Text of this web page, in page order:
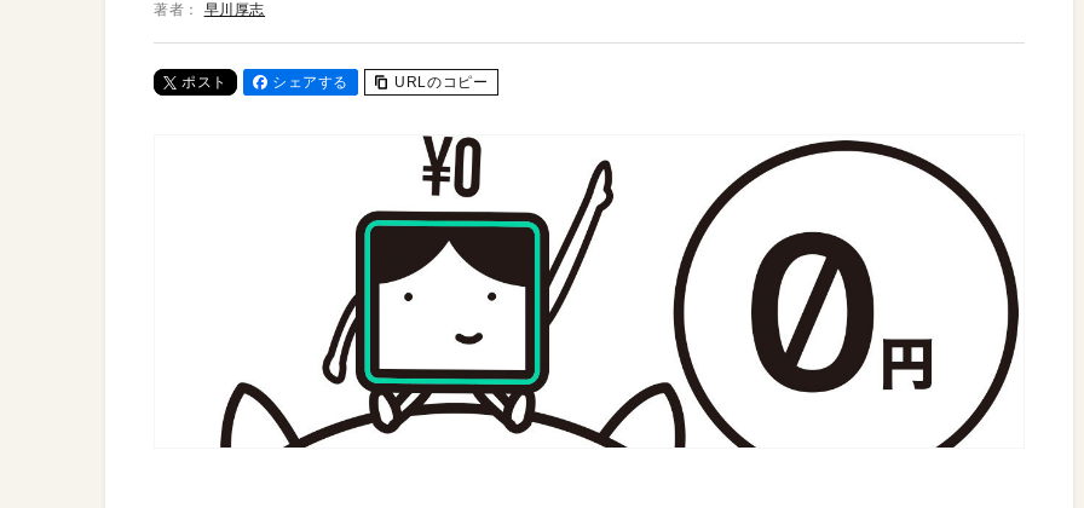
著者： 早川厚志
ポスト シェアする URLのコピー